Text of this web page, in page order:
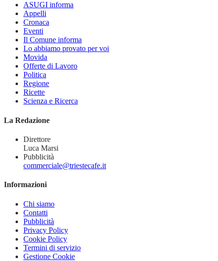
ASUGI informa
Appelli
Cronaca
Eventi
Il Comune informa
Lo abbiamo provato per voi
Movida
Offerte di Lavoro
Politica
Regione
Ricette
Scienza e Ricerca
La Redazione
Direttore
Luca Marsi
Pubblicità
commerciale@triestecafe.it
Informazioni
Chi siamo
Contatti
Pubblicità
Privacy Policy
Cookie Policy
Termini di servizio
Gestione Cookie